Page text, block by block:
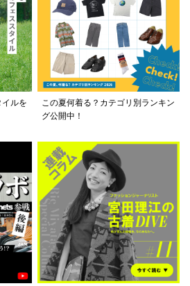
ルを
この夏何着る？カテゴリ別ランキン
グ公開中！